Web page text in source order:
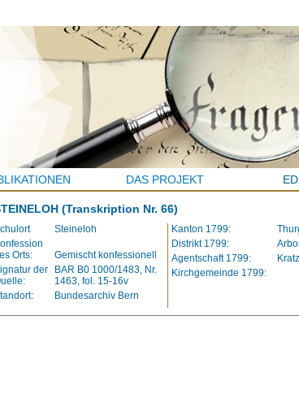
DAS PROJEKT
(Transkription Nr. 66)
Steineloh
Orts:
Gemischt konfessionell
der
BAR B0 1000/1483, Nr.
1463, fol. 15-16v
Bundesarchiv Bern
Kanton 1799:
Distrikt 1799:
Agentschaft 1799:
Kirchgemeinde 1799: